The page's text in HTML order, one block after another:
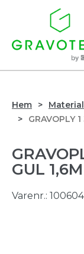
Hem
Material
GRAVOPLY
GUL
Varenr.: 100604